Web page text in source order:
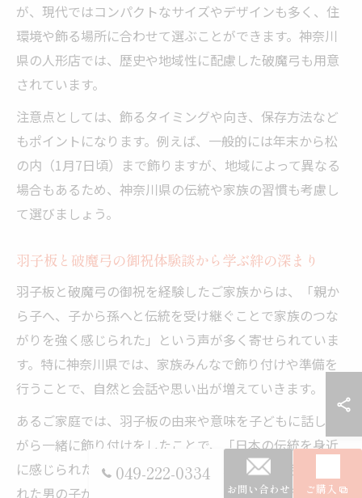
が、現代ではコンパクトなサイズやデザインも多く、住
環境や飾る場所に合わせて選ぶことができます。神奈川
県の人形店では、歴史や地域性に配慮した破魔弓も用意
されています。
注意点としては、飾るタイミングや向き、保存方法など
もポイントになります。例えば、一般的には年末から松
の内（1月7日頃）まで飾りますが、地域によって異なる
場合もあるため、神奈川県の伝統や家族の習慣も考慮し
て選びましょう。
羽子板と破魔弓の御祝体験談から学ぶ絆の深まり
羽子板と破魔弓の御祝を経験したご家族からは、「親か
ら子へ、子から孫へと伝統を受け継ぐことで家族のつな
がりを強く感じられた」という声が多く寄せられていま
す。特に神奈川県では、家族みんなで飾り付けや準備を
行うことで、自然と会話や思い出が増えていきます。
あるご家庭では、羽子板の由来や意味を子どもに話しな
がら一緒に飾り付けをしたことで、「日本の伝統を身近
に感じられた」と感じたそうです。また、破魔弓を贈ら
れた男の子が成長し、自分の子どもにも同じように御祝
049-222-0334
お問い合わせ ご購入